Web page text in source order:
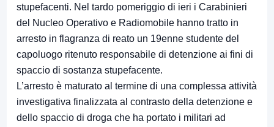
stupefacenti. Nel tardo pomeriggio di ieri i Carabinieri
del Nucleo Operativo e Radiomobile hanno tratto in
arresto in flagranza di reato un 19enne studente del
capoluogo ritenuto responsabile di detenzione ai fini di
spaccio di sostanza stupefacente.
L’arresto è maturato al termine di una complessa attività
investigativa finalizzata al contrasto della detenzione e
dello spaccio di droga che ha portato i militari ad